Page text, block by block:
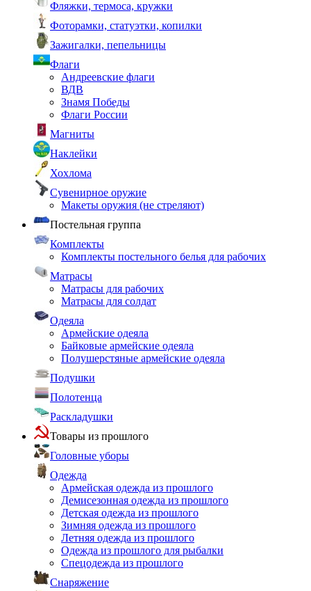
Фляжки, термоса, кружки
Фоторамки, статуэтки, копилки
Зажигалки, пепельницы
Флаги
Андреевские флаги
ВДВ
Знамя Победы
Флаги России
Магниты
Наклейки
Хохлома
Сувенирное оружие
Макеты оружия (не стреляют)
Постельная группа
Комплекты
Комплекты постельного белья для рабочих
Матрасы
Матрасы для рабочих
Матрасы для солдат
Одеяла
Армейские одеяла
Байковые армейские одеяла
Полушерстяные армейские одеяла
Подушки
Полотенца
Раскладушки
Товары из прошлого
Головные уборы
Одежда
Армейская одежда из прошлого
Демисезонная одежда из прошлого
Детская одежда из прошлого
Зимняя одежда из прошлого
Летняя одежда из прошлого
Одежда из прошлого для рыбалки
Спецодежда из прошлого
Снаряжение